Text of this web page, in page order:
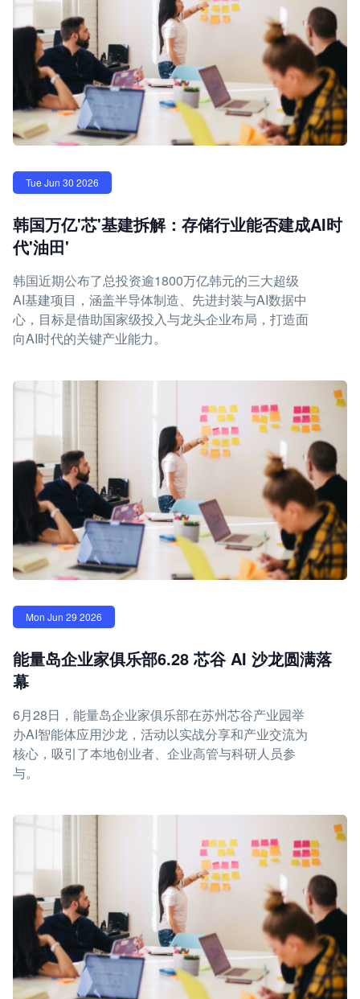
Tue Jun 30 2026
韩国万亿'芯'基建拆解：存储行业能否建成AI时
代'油田'
韩国近期公布了总投资逾1800万亿韩元的三大超级
AI基建项目，涵盖半导体制造、先进封装与AI数据中
心，目标是借助国家级投入与龙头企业布局，打造面
向AI时代的关键产业能力。
Mon Jun 29 2026
能量岛企业家俱乐部6.28 芯谷 AI 沙龙圆满落
幕
6月28日，能量岛企业家俱乐部在苏州芯谷产业园举
办AI智能体应用沙龙，活动以实战分享和产业交流为
核心，吸引了本地创业者、企业高管与科研人员参
与。